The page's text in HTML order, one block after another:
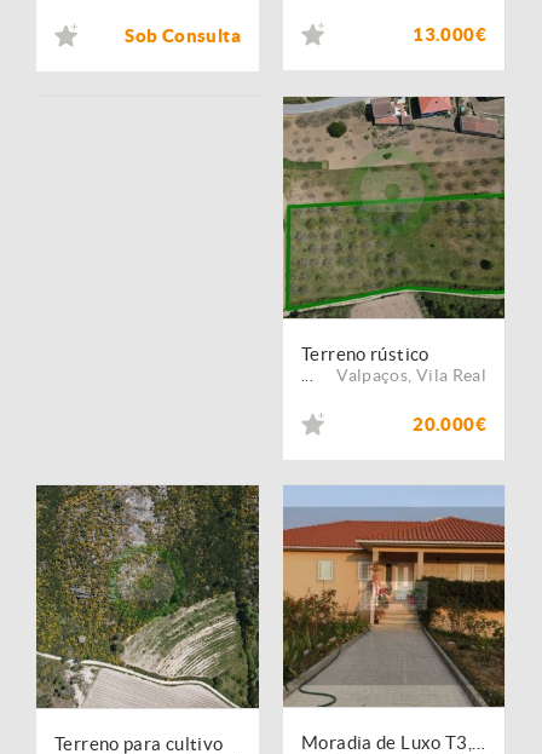
Sob Consulta 13.000€
Terreno rústico
Valpaços Vila Real
20.000€
Terreno para cultivo